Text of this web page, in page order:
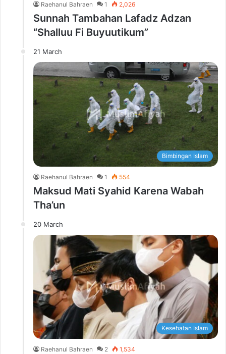
Raehanul Bahraen 1 2,026
Sunnah Tambahan Lafadz Adzan
“Shalluu Fi Buyuutikum”
21 March
Bimbingan Islam
Raehanul Bahraen 1 554
Maksud Mati Syahid Karena Wabah
Tha’un
20 March
Kesehatan Islam
Raehanul Bahraen 2 1,534